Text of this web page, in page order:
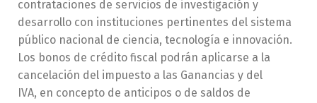
contrataciones de servicios de investigación y
desarrollo con instituciones pertinentes del sistema
público nacional de ciencia, tecnología e innovación.
Los bonos de crédito fiscal podrán aplicarse a la
cancelación del impuesto a las Ganancias y del
IVA, en concepto de anticipos o de saldos de